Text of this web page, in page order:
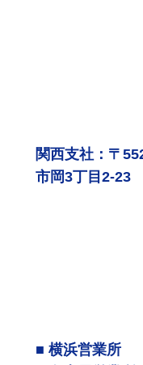
関西支社：〒
市岡3丁目2-23
■ 横浜営業所